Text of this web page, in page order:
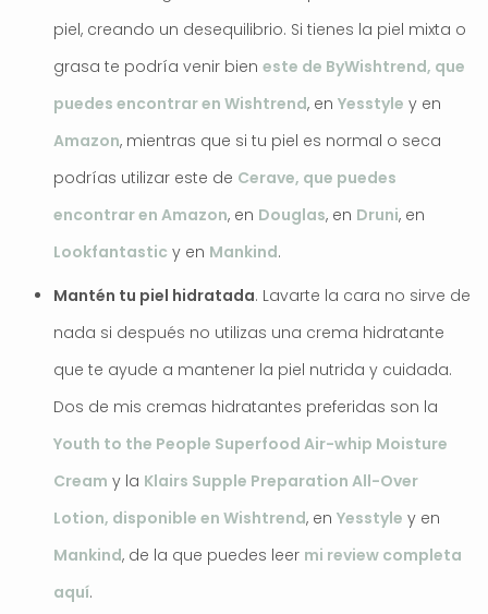
piel, creando un desequilibrio. Si tienes la piel mixta o
grasa te podría venir bien este de ByWishtrend, que
puedes encontrar en Wishtrend, en Yesstyle y en
Amazon, mientras que si tu piel es normal o seca
podrías utilizar este de Cerave, que puedes
encontrar en Amazon, en Douglas, en Druni, en
Lookfantastic y en Mankind.
Mantén tu piel hidratada. Lavarte la cara no sirve de
nada si después no utilizas una crema hidratante
que te ayude a mantener la piel nutrida y cuidada.
Dos de mis cremas hidratantes preferidas son la
Youth to the People Superfood Air-whip Moisture
Cream y la Klairs Supple Preparation All-Over
Lotion, disponible en Wishtrend, en Yesstyle y en
Mankind, de la que puedes leer mi review completa
aquí.